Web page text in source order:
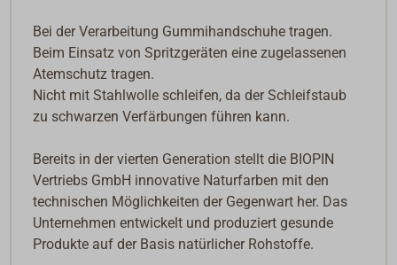
Bei der Verarbeitung Gummihandschuhe tragen.
Beim Einsatz von Spritzgeräten eine zugelassenen
Atemschutz tragen.
Nicht mit Stahlwolle schleifen, da der Schleifstaub
zu schwarzen Verfärbungen führen kann.
Bereits in der vierten Generation stellt die BIOPIN
Vertriebs GmbH innovative Naturfarben mit den
technischen Möglichkeiten der Gegenwart her. Das
Unternehmen entwickelt und produziert gesunde
Produkte auf der Basis natürlicher Rohstoffe.